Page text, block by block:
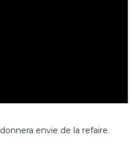
envie de la refaire.